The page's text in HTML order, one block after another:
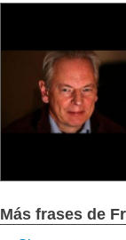
Más frases de